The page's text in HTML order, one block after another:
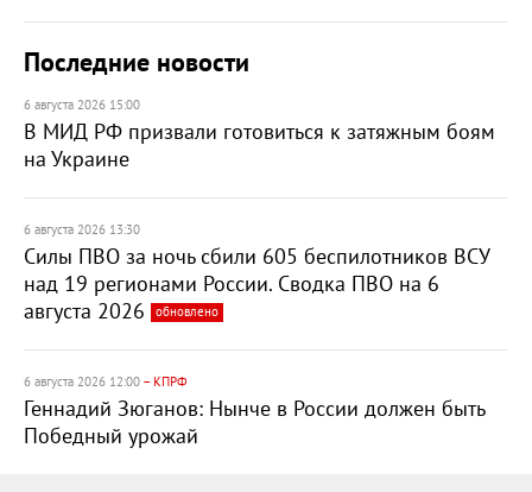
Последние новости
6 августа 2026 15:00
В МИД РФ призвали готовиться к затяжным боям
на Украине
6 августа 2026 13:30
Силы ПВО за ночь сбили 605 беспилотников ВСУ
над 19 регионами России. Сводка ПВО на 6
августа 2026
обновлено
6 августа 2026 12:00 – КПРФ
Геннадий Зюганов: Нынче в России должен быть
Победный урожай